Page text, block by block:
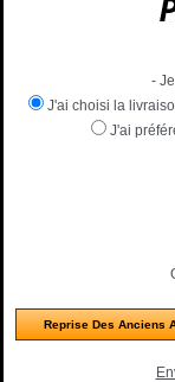
-
J'ai choisi la
J'ai
Reprise Des Anciens